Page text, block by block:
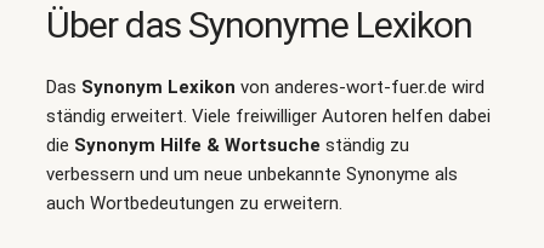
Über das Synonyme Lexikon
Das Synonym Lexikon von anderes-wort-fuer.de wird
ständig erweitert. Viele freiwilliger Autoren helfen dabei
die Synonym Hilfe & Wortsuche ständig zu
verbessern und um neue unbekannte Synonyme als
auch Wortbedeutungen zu erweitern.